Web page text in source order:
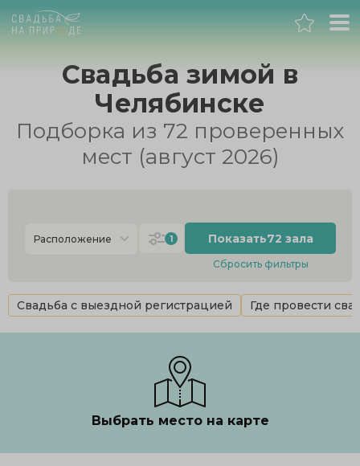
Челябинск
Свадьба
Выпускной
Новогодний корпоратив
Свадьба зимой в
Челябинске
Подборка из 72 проверенных
мест (август 2026)
Расположение 1 Показать72 зала
Сбросить фильтры
Cвадьба с выездной регистрацией Где провести
Выбрать место на карте